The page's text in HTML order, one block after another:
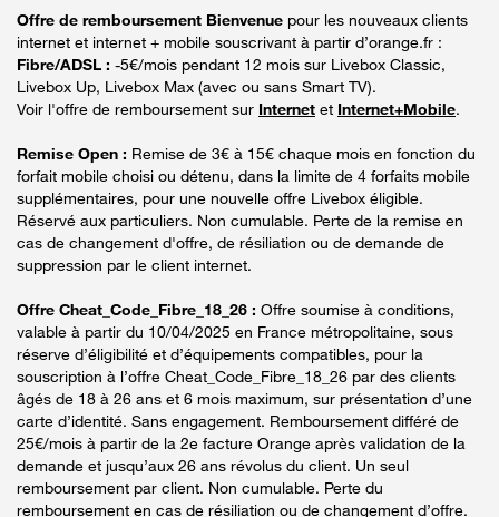
Offre de remboursement Bienvenue pour les nouveaux clients
internet et internet + mobile souscrivant à partir d’orange.fr :
Fibre/ADSL : -5€/mois pendant 12 mois sur Livebox Classic,
Livebox Up, Livebox Max (avec ou sans Smart TV).
Voir l'offre de remboursement sur Internet et Internet+Mobile.
Remise Open : Remise de 3€ à 15€ chaque mois en fonction du
forfait mobile choisi ou détenu, dans la limite de 4 forfaits mobile
supplémentaires, pour une nouvelle offre Livebox éligible.
Réservé aux particuliers. Non cumulable. Perte de la remise en
cas de changement d'offre, de résiliation ou de demande de
suppression par le client internet.
Offre Cheat_Code_Fibre_18_26 : Offre soumise à conditions,
valable à partir du 10/04/2025 en France métropolitaine, sous
réserve d’éligibilité et d’équipements compatibles, pour la
souscription à l’offre Cheat_Code_Fibre_18_26 par des clients
âgés de 18 à 26 ans et 6 mois maximum, sur présentation d’une
carte d’identité. Sans engagement. Remboursement différé de
25€/mois à partir de la 2e facture Orange après validation de la
demande et jusqu’aux 26 ans révolus du client. Un seul
remboursement par client. Non cumulable. Perte du
remboursement en cas de résiliation ou de changement d’offre.